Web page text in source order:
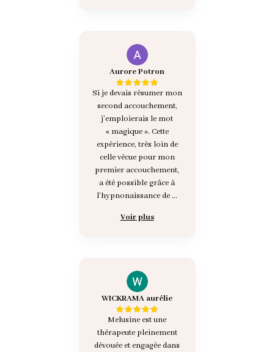
Aurore Potron
Si je devais résumer mon
second accouchement,
j’emploierais le mot
« magique ». Cette
expérience, très loin de
celle vécue pour mon
premier accouchement,
a été possible grâce à
l’hypnonaissance de ...
Voir plus
WICKRAMA aurélie
Melusine est une
thérapeute pleinement
dévouée et engagée dans